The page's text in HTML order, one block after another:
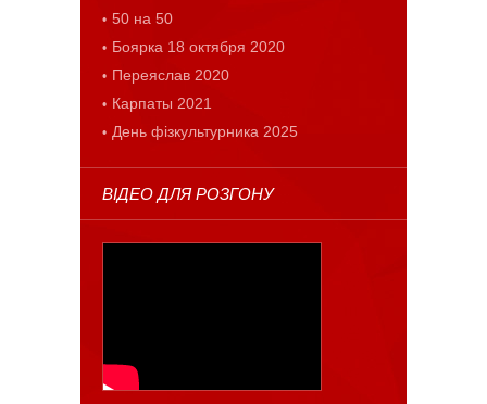
50 на 50
Боярка 18 октября 2020
Переяслав 2020
Карпаты 2021
День фізкультурника 2025
ВІДЕО ДЛЯ РОЗГОНУ